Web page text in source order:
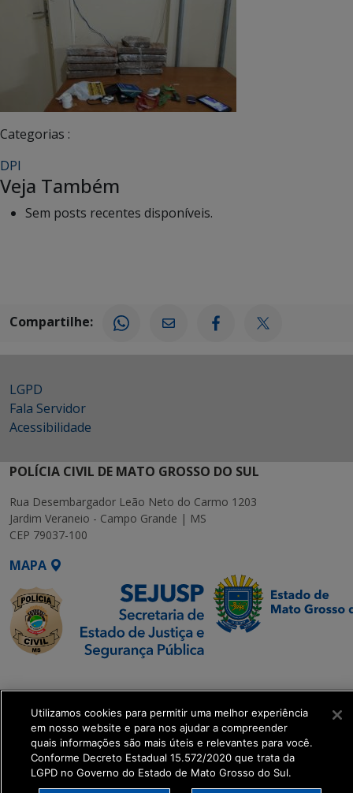
Categorias :
DPI
Veja Também
Sem posts recentes disponíveis.
Compartilhe:
LGPD
Fala Servidor
Acessibilidade
POLÍCIA CIVIL DE MATO GROSSO DO SUL
Rua Desembargador Leão Neto do Carmo 1203
Jardim Veraneio - Campo Grande | MS
CEP 79037-100
MAPA
Executiva de
Transformação Digital
get_footer();
Utilizamos cookies para permitir uma melhor experiência
em nosso website e para nos ajudar a compreender
quais informações são mais úteis e relevantes para você.
Conforme Decreto Estadual 15.572/2020 que trata da
LGPD no Governo do Estado de Mato Grosso do Sul.